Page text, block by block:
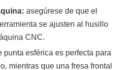
asegúrese de que el
se ajusten al husillo
CNC.
punta esférica es perfecta para
mientras que una fresa frontal